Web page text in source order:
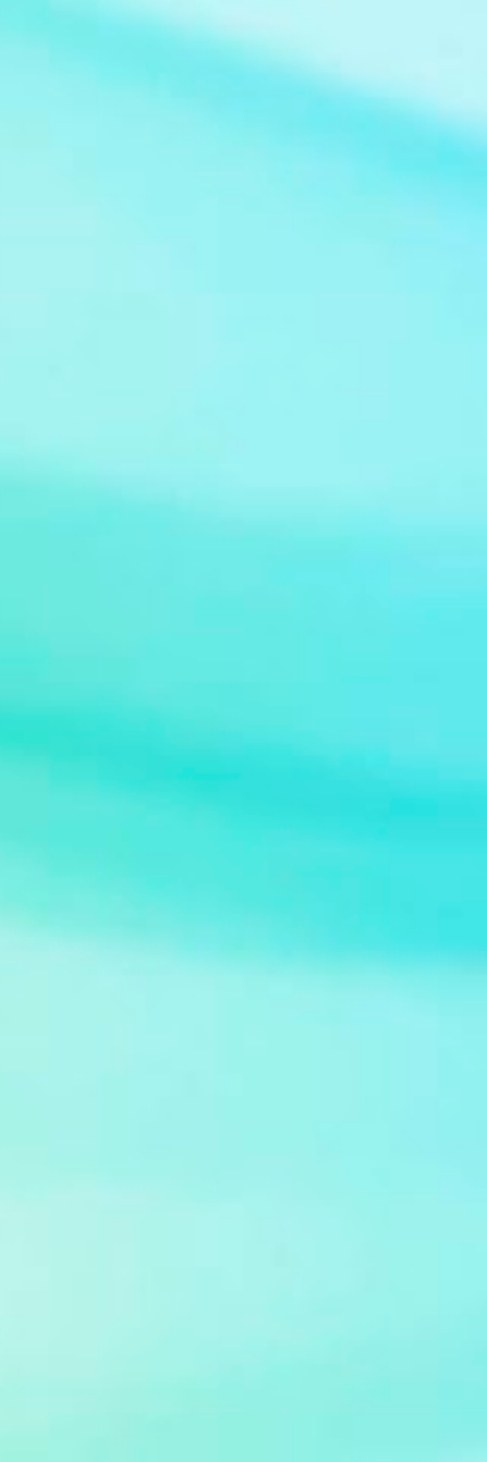
Original: I Dream of Jeannie) Bild: Jeannie at